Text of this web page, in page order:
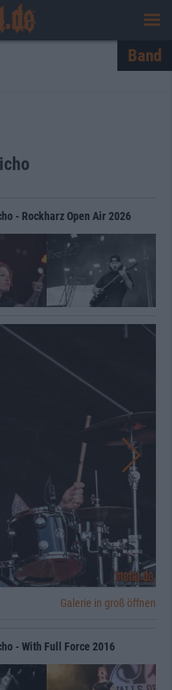
Band
- Rockharz Open Air 2026
Galerie in groß öffnen
- With Full Force 2016